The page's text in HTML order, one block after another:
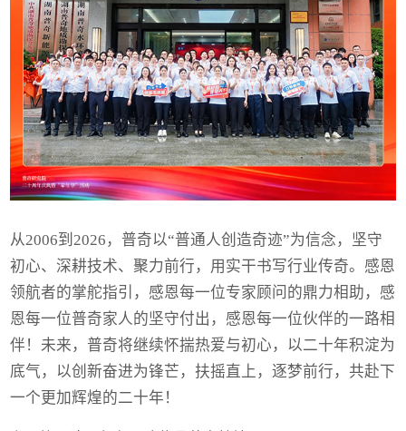
从2006到2026，普奇以“普通人创造奇迹”为信念，坚守
初心、深耕技术、聚力前行，用实干书写行业传奇。感恩
领航者的掌舵指引，感恩每一位专家顾问的鼎力相助，感
恩每一位普奇家人的坚守付出，感恩每一位伙伴的一路相
伴！未来，普奇将继续怀揣热爱与初心，以二十年积淀为
底气，以创新奋进为锋芒，扶摇直上，逐梦前行，共赴下
一个更加辉煌的二十年！